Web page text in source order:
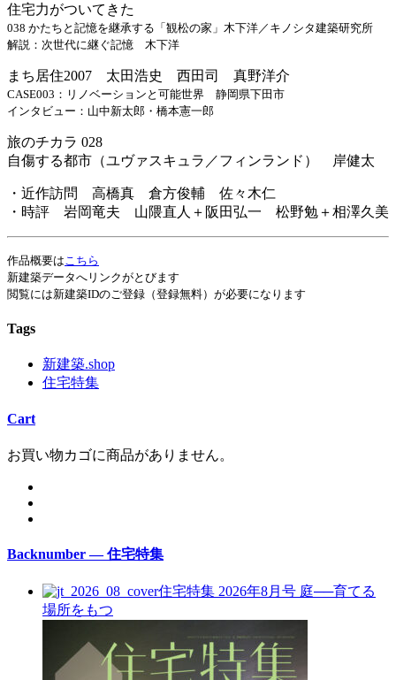
住宅力がついてきた
038 かたちと記憶を継承する「観松の家」木下洋／キノシタ建築研究所
解説：次世代に継ぐ記憶 木下洋
まち居住2007 太田浩史 西田司 真野洋介
CASE003：リノベーションと可能世界 静岡県下田市
インタビュー：山中新太郎・橋本憲一郎
旅のチカラ 028
自傷する都市（ユヴァスキュラ／フィンランド） 岸健太
・近作訪問 高橋真 倉方俊輔 佐々木仁
・時評 岩岡竜夫 山隈直人＋阪田弘一 松野勉＋相澤久美
作品概要は こちら
新建築データへリンクがとびます
閲覧には新建築IDのご登録（登録無料）が必要になります
Tags
新建築.shop
住宅特集
Cart
お買い物カゴに商品がありません。
Backnumber — 住宅特集
住宅特集 2026年8月号 庭──育てる
場所をもつ